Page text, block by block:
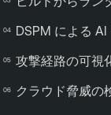
DSPM による
攻撃経路の可視
クラウド脅威の